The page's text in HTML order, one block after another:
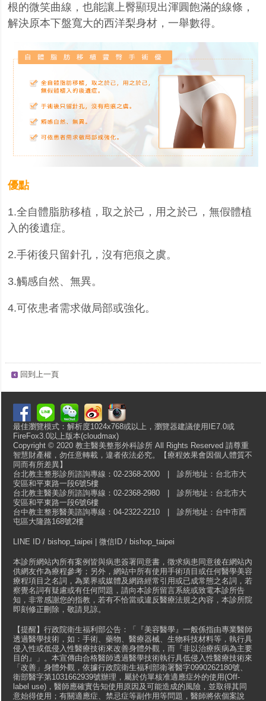
根的微笑曲線，也能讓上臀顯現出渾圓飽滿的線條，
解決原本下盤寬大的西洋梨身材，一舉數得。
優點
1.全自體脂肪移植，取之於己，用之於己，無假體植
入的後遺症。
2.手術後只留針孔，沒有疤痕之虞。
3.觸感自然、無異。
4.可依患者需求做局部或強化。
回到上一頁
最佳瀏覽模式：解析度1024x768或以上，瀏覽器建議使用IE7.0或
FireFox3.0以上版本(cloudmax)
Copyright © 2020 教主醫美整形外科診所 All Rights Reserved 請尊重
智慧財產權，勿任意轉載，違者依法必究。【療程效果會因個人體質不
同而有所差異】
台北教主整形診所諮詢專線：02-2368-2000 | 診所地址：台北市大
安區和平東路一段6號5樓
台北教主醫美診所諮詢專線：02-2368-2980 | 診所地址：台北市大
安區和平東路一段6號6樓
台中教主整形醫美諮詢專線：04-2322-2210 | 診所地址：台中市西
屯區大隆路168號2樓
LINE ID / bishop_taipei | 微信ID / bishop_taipei
本診所網站內所有案例皆與病患簽署同意書，徵求病患同意後在網站內
供網友作為療程參考；另外，網站中所有使用手術項目或任何醫學美容
療程項目之名詞，為業界或媒體及網路經常引用或已成常態之名詞，若
察覺名詞有疑慮或有任何問題，請向本診所留言系統或致電本診所告
知，非常感謝您的指教，若有不恰當或違反醫療法規之內容，本診所院
即刻修正刪除，敬請見諒。
【提醒】行政院衛生福利部公告：「『美容醫學』一般係指由專業醫師
透過醫學技術，如：手術、藥物、醫療器械、生物科技材料等，執行具
侵入性或低侵入性醫療技術來改善身體外觀，而『非以治療疾病為主要
目的』」。本宣傳由合格醫師透過醫學技術執行具低侵入性醫療技術來
「改善」身體外觀，依據行政院衛生福利部衛署醫字0990262180號、
衛部醫字第1031662939號辦理，屬於仿單核准適應症外的使用(Off-
label use)，醫師應確實告知使用原因及可能造成的風險，並取得其同
意始得使用；有關適應症、禁忌症等副作用等問題，醫師將依個案說